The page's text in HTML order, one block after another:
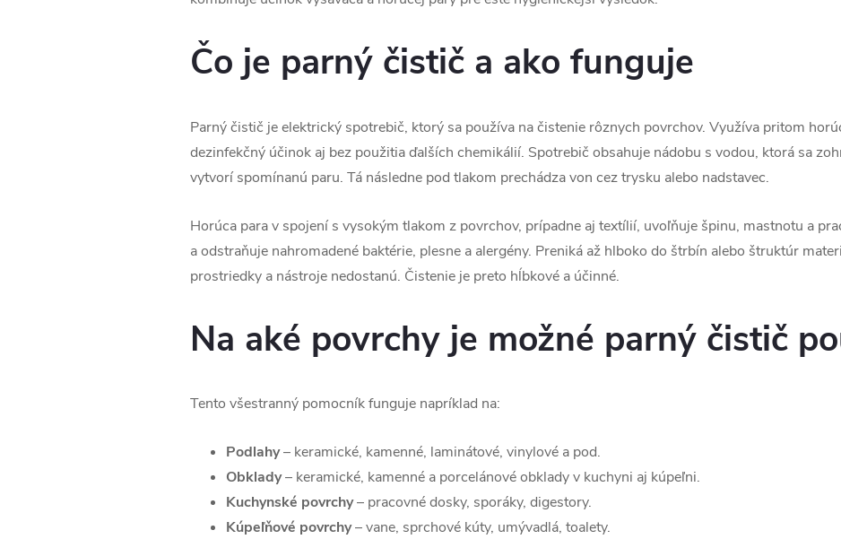
Čo je parný čistič a ako funguje
Parný čistič je elektrický spotrebič, ktorý sa používa na čistenie rôznych povrchov. Využíva pritom
dezinfekčný účinok aj bez použitia ďalších chemikálií. Spotrebič obsahuje nádobu s vodou, ktorá sa
vytvorí spomínanú paru. Tá následne pod tlakom prechádza von cez trysku alebo nadstavec.
Horúca para v spojení s vysokým tlakom z povrchov, prípadne aj textílií, uvoľňuje špinu, mastnotu a
a odstraňuje nahromadené baktérie, plesne a alergény. Preniká až hlboko do štrbín alebo štruktúr
prostriedky a nástroje nedostanú. Čistenie je preto hĺbkové a účinné.
Na aké povrchy je možné parný čistič
Tento všestranný pomocník funguje napríklad na:
Podlahy– keramické, kamenné, laminátové, vinylové a pod.
Obklady– keramické, kamenné a porcelánové obklady v kuchyni aj kúpeľni.
Kuchynské povrchy– pracovné dosky, sporáky, digestory.
Kúpeľňové povrchy– vane, sprchové kúty, umývadlá, toalety.